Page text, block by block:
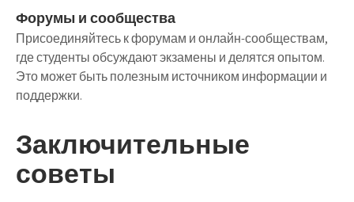
Форумы и сообщества
Присоединяйтесь к форумам и онлайн-сообществам,
где студенты обсуждают экзамены и делятся опытом.
Это может быть полезным источником информации и
поддержки.
Заключительные
советы